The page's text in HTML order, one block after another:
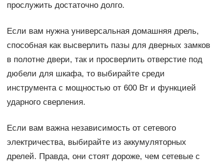
прослужить достаточно долго.
Если вам нужна универсальная домашняя дрель,
способная как высверлить пазы для дверных замков
в полотне двери, так и просверлить отверстие под
дюбели для шкафа, то выбирайте среди
инструмента с мощностью от 600 Вт и функцией
ударного сверления.
Если вам важна независимость от сетевого
электричества, выбирайте из аккумуляторных
дрелей. Правда, они стоят дороже, чем сетевые с